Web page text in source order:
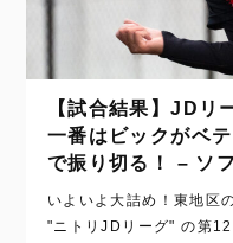
【試合結果】JDリ
一番はビックがベ
で振り切る！ – ソ
いよいよ大詰め！東地区
"ニトリJDリーグ" の第